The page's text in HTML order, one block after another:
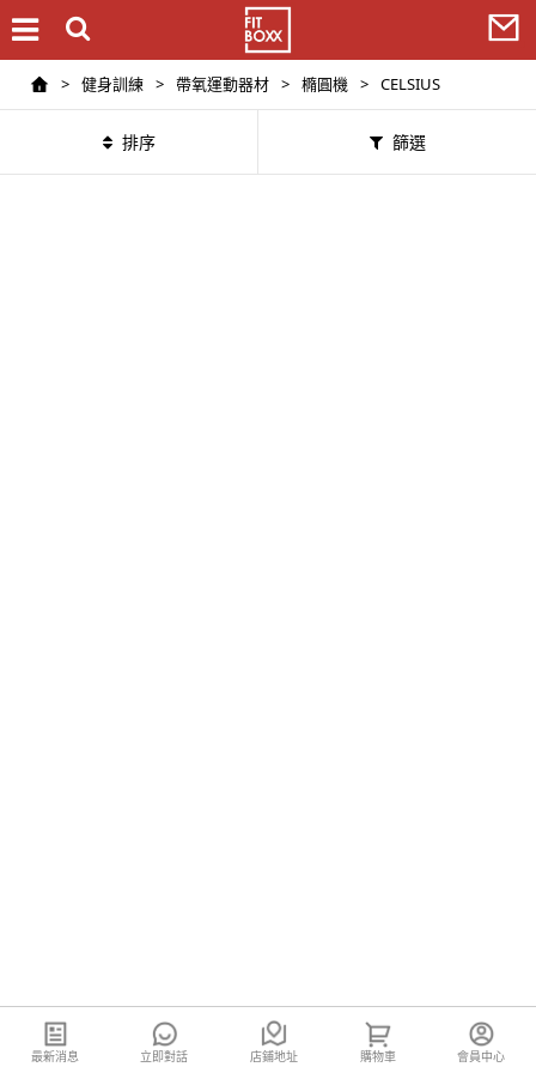
> 健身訓練 > 帶氧運動器材 > 橢圓機 > CELSIUS
排序 篩選
最新消息 立即對話 店鋪地址 購物車 會員中心